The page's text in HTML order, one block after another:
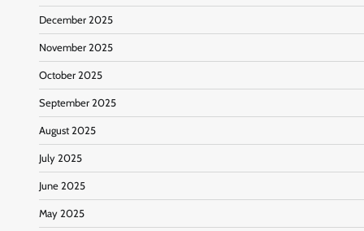
December 2025
November 2025
October 2025
September 2025
August 2025
July 2025
June 2025
May 2025